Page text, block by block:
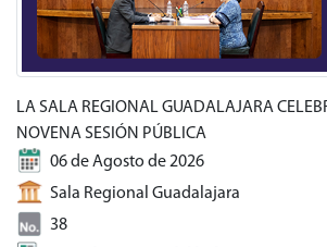
LA SALA REGIONAL GUADALAJARA
NOVENA SESIÓN PÚBLICA
06 de Agosto de 2026
Sala Regional Guadalajara
38